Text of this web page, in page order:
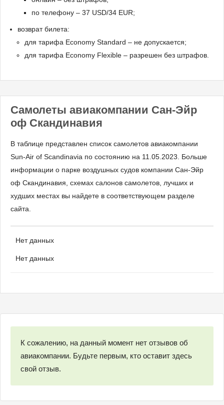
по телефону – 37 USD/34 EUR;
возврат билета:
для тарифа Economy Standard – не допускается;
для тарифа Economy Flexible – разрешен без штрафов.
Самолеты авиакомпании Сан-Эйр
оф Скандинавия
В таблице представлен список самолетов авиакомпании
Sun-Air of Scandinavia по состоянию на 11.05.2023. Больше
информации о парке воздушных судов компании Сан-Эйр
оф Скандинавия, схемах салонов самолетов, лучших и
худших местах вы найдете в соответствующем разделе
сайта.
Нет данных
Нет данных
К сожалению, на данный момент нет отзывов об
авиакомпании. Будьте первым, кто оставит здесь
свой отзыв.